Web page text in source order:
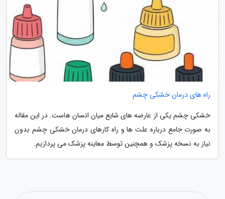
راه های درمان خشکی چشم
خشکی چشم یکی از عارضه های شایع میان انسان هاست. در این مقاله
به صورت جامع درباره علت ها و راه کارهای درمان خشکی چشم بدون
نیاز به نسخه پزشک و همچنین توسط معاینه پزشک می پردازیم.